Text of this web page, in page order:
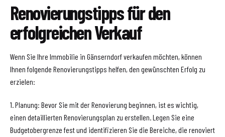
Renovierungstipps für den
erfolgreichen Verkauf
Wenn Sie Ihre Immobilie in Gänserndorf verkaufen möchten, können
Ihnen folgende Renovierungstipps helfen, den gewünschten Erfolg zu
erzielen:
1. Planung: Bevor Sie mit der Renovierung beginnen, ist es wichtig,
einen detaillierten Renovierungsplan zu erstellen. Legen Sie eine
Budgetobergrenze fest und identifizieren Sie die Bereiche, die renoviert